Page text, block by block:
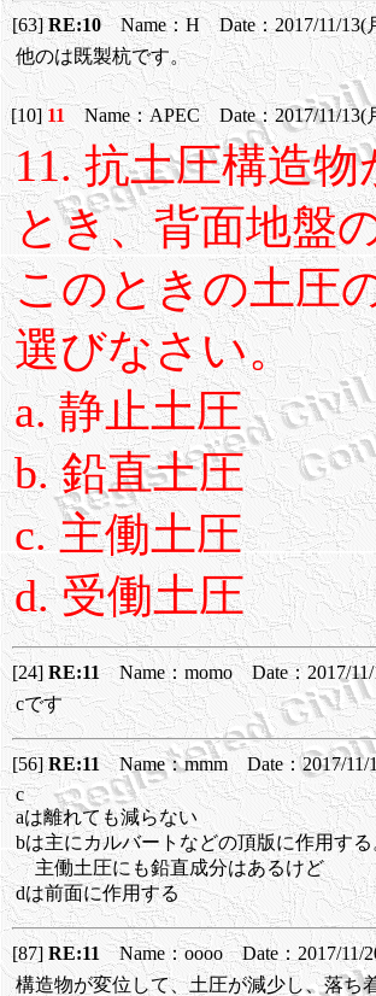
[63]RE:10Name：H Date：2017/11/13(
他のは既製杭です。
[10]11 Name：APEC Date：2017/11/
11. 抗土圧構造
とき、背面地盤
このときの土圧
選びなさい。
a. 静止土圧
b. 鉛直土圧
c. 主働土圧
d. 受働土圧
[24] RE:11Name：momo Date：2017/11/
cです
[56]RE:11Name：mmm Date：2017/11/
c
aは離れても減らない
bは主にカルバートなどの頂版に作用する
主働土圧にも鉛直成分はあるけど
dは前面に作用する
[87] RE:11 Name：oooo Date：2017/11/
構造物が変位して、土圧が減少し、落ち